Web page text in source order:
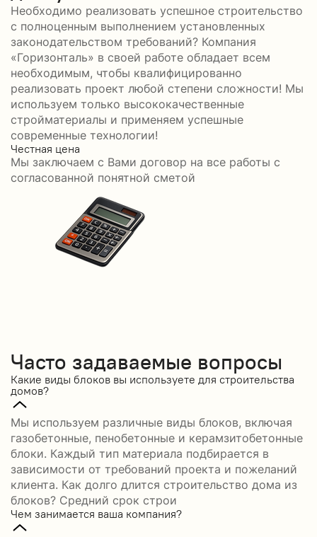
Необходимо реализовать успешное строительство
с полноценным выполнением установленных
законодательством требований? Компания
«Горизонталь» в своей работе обладает всем
необходимым, чтобы квалифицированно
реализовать проект любой степени сложности! Мы
используем только высококачественные
стройматериалы и применяем успешные
современные технологии!
Честная цена
Мы заключаем с Вами договор на все работы с
согласованной понятной сметой
Часто задаваемые вопросы
Какие виды блоков вы используете для строительства
домов?
Мы используем различные виды блоков, включая
газобетонные, пенобетонные и керамзитобетонные
блоки. Каждый тип материала подбирается в
зависимости от требований проекта и пожеланий
клиента. Как долго длится строительство дома из
блоков? Средний срок строи
Чем занимается ваша компания?